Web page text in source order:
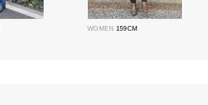
WOMEN 159CM